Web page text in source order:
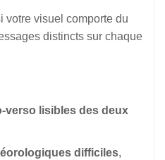
votre visuel comporte du
distincts sur chaque
verso lisibles des deux
difficiles,